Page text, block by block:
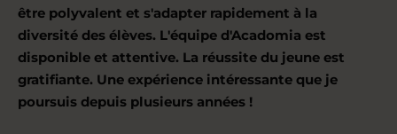
être polyvalent et s'adapter rapidement à la
diversité des élèves. L'équipe d'Acadomia est
disponible et attentive. La réussite du jeune est
gratifiante. Une expérience intéressante que je
poursuis depuis plusieurs années !